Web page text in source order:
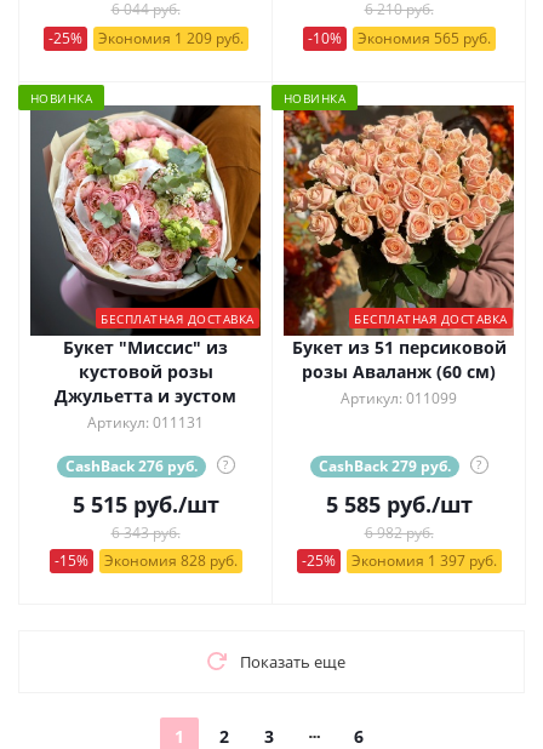
6 044 руб.
-25%
Экономия 1 209 руб.
6 210 руб.
-10%
Экономия 565 руб.
НОВИНКА
БЕСПЛАТНАЯ ДОСТАВКА
Букет "Миссис" из
кустовой розы
Джульетта и эустом
Артикул: 011131
CashBack 276 руб. ?
5 515руб./шт
6 343 руб.
-15%
Экономия 828 руб.
НОВИНКА
БЕСПЛАТНАЯ ДОСТАВКА
Букет из 51 персиковой
розы Аваланж (60 см)
Артикул: 011099
CashBack 279 руб. ?
5 585руб./шт
6 982 руб.
-25%
Экономия 1 397 руб.
Показать еще
1 2 3 6